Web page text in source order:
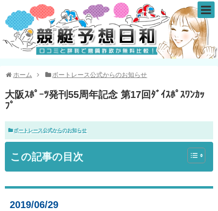
ホーム ボートレース公式からのお知らせ
大阪ｽﾎﾟｰﾂ発刊55周年記念 第17回ﾀﾞｲｽﾎﾟｽﾜﾝｶｯ
ﾌﾟ
ボートレース公式からのお知らせ
この記事の目次
2019/06/29